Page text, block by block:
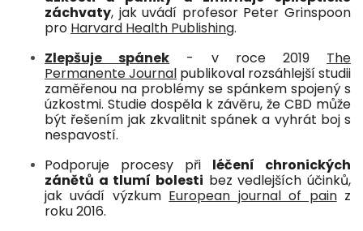
záchvaty, jak uvádí profesor Peter Grinspoon
pro Harvard Health Publishing.
Zlepšuje spánek - v roce 2019 The
Permanente Journal publikoval rozsáhlejší studii
zaměřenou na problémy se spánkem spojený s
úzkostmi. Studie dospěla k závěru, že CBD může
být řešením jak zkvalitnit spánek a vyhrát boj s
nespavostí.
Podporuje procesy při léčení chronických
zánětů a tlumí bolesti bez vedlejších účinků,
jak uvádí výzkum European journal of painz
roku 2016.